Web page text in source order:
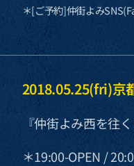
＊[ご予約]仲街よみ
2018.05.25(fri)京
『仲街よみ西を往
＊19:00-OPEN /